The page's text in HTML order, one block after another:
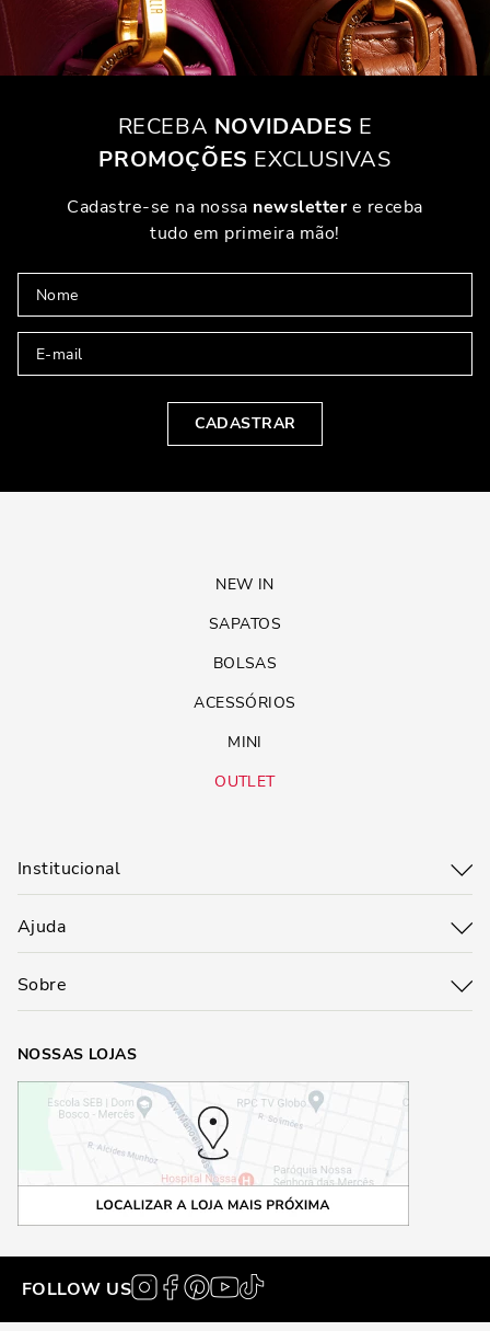
RECEBA NOVIDADES E
PROMOÇÕES EXCLUSIVAS
Cadastre-se na nossa newslettere receba
tudo em primeira mão!
CADASTRAR
NEW IN
SAPATOS
BOLSAS
ACESSÓRIOS
MINI
OUTLET
Institucional
Ajuda
Sobre
NOSSAS LOJAS
FOLLOW US